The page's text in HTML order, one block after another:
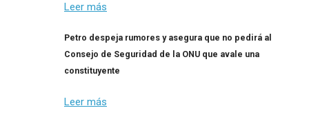
Leer más
Petro despeja rumores y asegura que no pedirá al
Consejo de Seguridad de la ONU que avale una
constituyente
Leer más